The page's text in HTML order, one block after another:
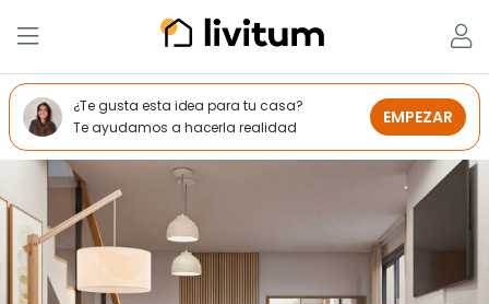
¿Te gusta esta idea para tu casa?
Te ayudamos a hacerla realidad
EMPEZAR